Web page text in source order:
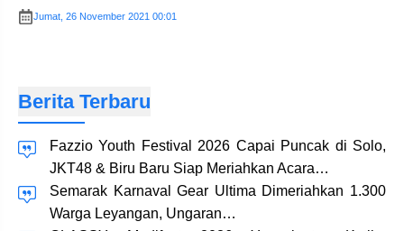
Jumat, 26 November 2021 00:01
Berita Terbaru
Fazzio Youth Festival 2026 Capai Puncak di Solo,
JKT48 & Biru Baru Siap Meriahkan Acara…
Semarak Karnaval Gear Ultima Dimeriahkan 1.300
Warga Leyangan, Ungaran…